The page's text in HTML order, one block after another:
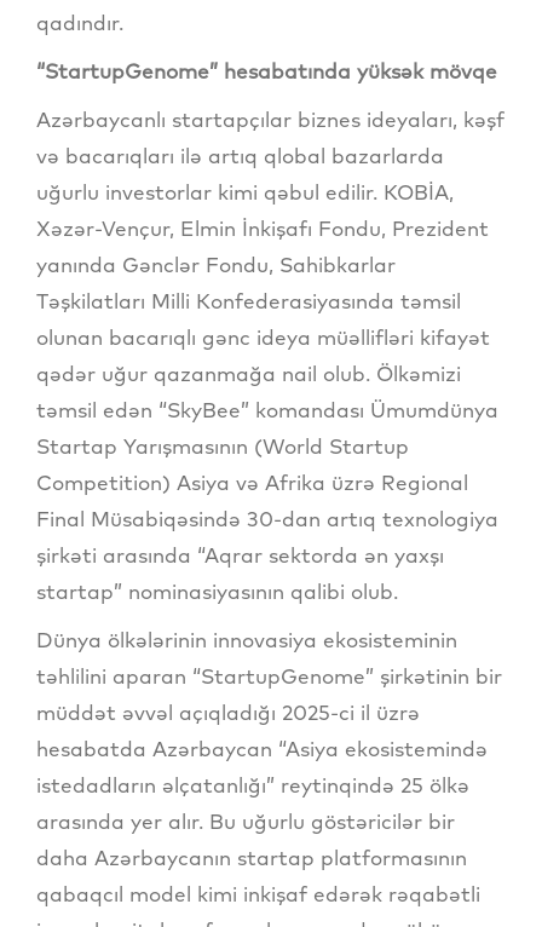
qadındır.
“StartupGenome” hesabatında yüksək mövqe
Azərbaycanlı startapçılar biznes ideyaları, kəşf
və bacarıqları ilə artıq qlobal bazarlarda
uğurlu investorlar kimi qəbul edilir. KOBİA,
Xəzər-Vençur, Elmin İnkişafı Fondu, Prezident
yanında Gənclər Fondu, Sahibkarlar
Təşkilatları Milli Konfederasiyasında təmsil
olunan bacarıqlı gənc ideya müəllifləri kifayət
qədər uğur qazanmağa nail olub. Ölkəmizi
təmsil edən “SkyBee” komandası Ümumdünya
Startap Yarışmasının (World Startup
Competition) Asiya və Afrika üzrə Regional
Final Müsabiqəsində 30-dan artıq texnologiya
şirkəti arasında “Aqrar sektorda ən yaxşı
startap” nominasiyasının qalibi olub.
Dünya ölkələrinin innovasiya ekosisteminin
təhlilini aparan “StartupGenome” şirkətinin bir
müddət əvvəl açıqladığı 2025-ci il üzrə
hesabatda Azərbaycan “Asiya ekosistemində
istedadların əlçatanlığı” reytinqində 25 ölkə
arasında yer alır. Bu uğurlu göstəricilər bir
daha Azərbaycanın startap platformasının
qabaqcıl model kimi inkişaf edərək rəqabətli